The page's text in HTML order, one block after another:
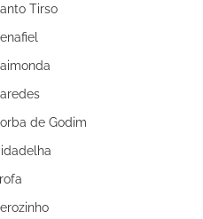
Tirso
de Godim